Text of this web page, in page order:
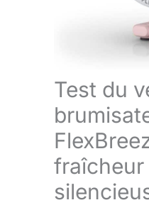
Test du
fraîcheur